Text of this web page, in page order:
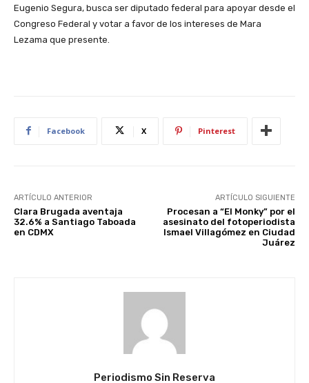
Eugenio Segura, busca ser diputado federal para apoyar desde el
Congreso Federal y votar a favor de los intereses de Mara
Lezama que presente.
Facebook X Pinterest
ARTÍCULO ANTERIOR
Clara Brugada aventaja
32.6% a Santiago Taboada
en CDMX
ARTÍCULO SIGUIENTE
Procesan a “El Monky” por el
asesinato del fotoperiodista
Ismael Villagómez en Ciudad
Juárez
Periodismo Sin Reserva